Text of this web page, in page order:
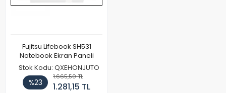
Fujitsu Lifebook SH531
Notebook Ekran Paneli
Stok Kodu: QXEHONJUTO
%23
1.665,50 TL
1.281,15 TL